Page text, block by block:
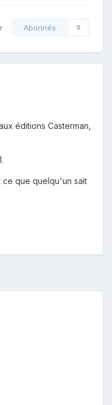
Abonnés 0
éditions Casterman,
ce que quelqu'un sait